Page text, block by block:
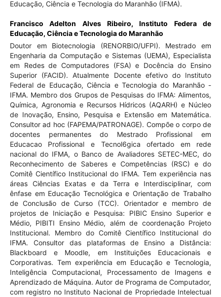
Educação, Ciência e Tecnologia do Maranhão (IFMA).
Francisco Adelton Alves Ribeiro,Instituto Federa de
Educação, Ciência e Tecnologia do Maranhão
Doutor em Biotecnologia (RENORBIO/UFPI). Mestrado em
Engenharia da Computação e Sistemas (UEMA), Especialista
em Redes de Computadores (FSA) e Docência do Ensino
Superior (FACID). Atualmente Docente efetivo do Instituto
Federal de Educação, Ciência e Tecnologia do Maranhão -
IFMA. Membro dos Grupos de Pesquisas do IFMA: Alimentos,
Química, Agronomia e Recursos Hídricos (AQARH) e Núcleo
de Inovação, Ensino, Pesquisa e Extensão em Matemática.
Consultor ad hoc (FAPEMA/PATRONAGE). Compõe o corpo de
docentes permanentes do Mestrado Profissional em
Educacao Profissional e Tecnol6gica ofertado em rede
nacional do IFMA, o Banco de Avaliadores SETEC-MEC, do
Reconhecimento de Saberes e Competências (RSC) e do
Comitê Científico Institucional do IFMA. Tem experiência nas
áreas Ciências Exatas e da Terra e Interdisciplinar, com
ênfase em Educação Tecnológica e Orientação de Trabalho
de Conclusão de Curso (TCC). Orientador e membro de
projetos de Iniciação e Pesquisa: PIBIC Ensino Superior e
Médio, PIBITI Ensino Médio, além de coordenação Projeto
Institucional. Membro do Comitê Científico Institucional do
IFMA. Consultor das plataformas de Ensino a Distância:
Blackboard e Moodle, em Instituições Educacionais e
Corporativas. Tem experiência em Educação e Tecnologia,
Inteligência Computacional, Processamento de Imagens e
Aprendizado de Máquina. Autor de Programa de Computador,
com registro no Instituto Nacional de Propriedade Intelectual